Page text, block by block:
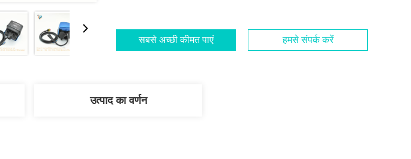
सबसे अच्छी कीमत पाएं हमसे संपर्क करें
उत्पाद का वर्णन